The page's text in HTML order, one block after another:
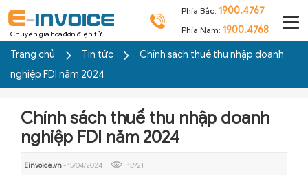
Chuyên gia hóa đơn điện tử
Phía Bắc: 1900.4767
Phía Nam: 1900.4768
Trang chủ Tin tức
Chính sách thuế thu nhập doanh
nghiệp FDI năm 2024
Chính sách thuế thu nhập doanh
nghiệp FDI năm 2024
Einvoice.vn- 15/04/2024 15921